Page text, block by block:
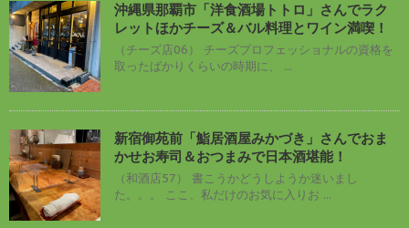
沖縄県那覇市「洋食酒場トトロ」さんでラク
レットほかチーズ＆バル料理とワイン満喫！
（チーズ店06） チーズプロフェッショナルの資格を
取ったばかりくらいの時期に、 ...
新宿御苑前「鮨居酒屋みかづき」さんでおま
かせお寿司＆おつまみで日本酒堪能！
（和酒店57） 書こうかどうしようか迷いまし
た。。。 ここ、私だけのお気に入りお ...